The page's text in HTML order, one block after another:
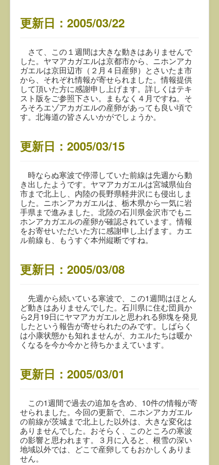
更新日：2005/03/22
さて、 この１週間は大きな動きはありませんで
した。ヤマアカガエルは京都市から、ニホンアカ
ガエルは京田辺市（２月４日産卵）とさいたま市
から、それぞれ情報が寄せられました。情報提供
して頂いた方に感謝申し上げます。詳しくはテキ
スト版をご参照下さい。まもなく４月ですね。そ
ろそろエゾアカガエルの産卵があっても良い頃で
す。北海道の皆さんいかがでしょうか。
更新日：2005/03/15
時ならぬ寒波で停滞していた前線は先週から動
き出したようです。ヤマアカガエルは宮城県仙台
市まで北上し、内陸の長野県軽井沢にも侵出しま
した。ニホンアカガエルは、栃木県から一気に岩
手県まで進みました。北陸の石川県金沢市でもニ
ホンアカガエルの産卵が確認されています。情報
をお寄せいただいた方に感謝申し上げます。カエ
ル前線も、もうすぐ本州縦断ですね。
更新日：2005/03/08
先週から続いている寒波で、この1週間はほとん
ど動きはありませんでした。石川県に住む団員か
ら2月19日にヤマアカガエルと思われる卵塊を発見
したという報告が寄せられたのみです。しばらく
は小康状態かも知れませんが、カエルたちは暖か
くなるを今か今かと待ちかまえています。
更新日：2005/03/01
この1週間で過去の追加を含め、10件の情報が寄
せられました。今回の更新で、ニホンアカガエル
の前線が茨城まで北上した以外は、大きな変化は
ありませんでした。おそらく、このところの寒波
の影響と思われます。３月に入ると、根雪の深い
地域以外では、どこで産卵してもおかしくありま
せん。